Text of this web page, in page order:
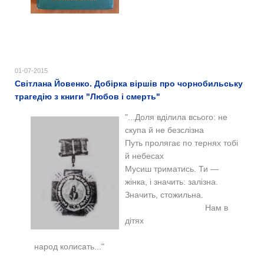
01-07-2015
Світлана Йовенко. Добірка віршів про чорнобильську
трагедію з книги "Любов і смерть"
".
..Доля вділила всього: не
скупа й не безслізна
Путь пролягає по тернях тобі
й небесах
Мусиш триматись. Ти —
жінка, і значить: залізна.
Значить, стожильна.
Нам в
дітях
народ колисать..."